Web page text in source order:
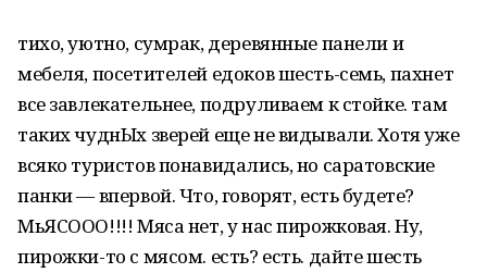
тихо, уютно, сумрак, деревянные панели и
мебеля, посетителей едоков шесть-семь, пахнет
все завлекательнее, подруливаем к стойке. там
таких чуднЫх зверей еще не видывали. Хотя уже
всяко туристов понавидались, но саратовские
панки — впервой. Что, говорят, есть будете?
МьЯСООО!!!! Мяса нет, у нас пирожковая. Ну,
пирожки-то с мясом. есть? есть. дайте шесть